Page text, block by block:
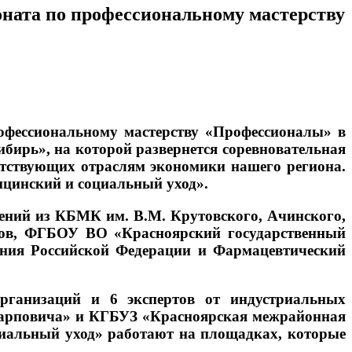
по профессиональному мастерству
мастерству «Профессионалы» в
на которой развернется соревновательная
отраслям экономики нашего региона.
и социальный уход».
из КБМК им. В.М. Крутовского, Ачинского,
ФГБОУ ВО «Красноярский государственный
Российской Федерации и Фармацевтический
и 6 экспертов от индустриальных
и КГБУЗ «Красноярская межрайонная
уход» работают на площадках, которые